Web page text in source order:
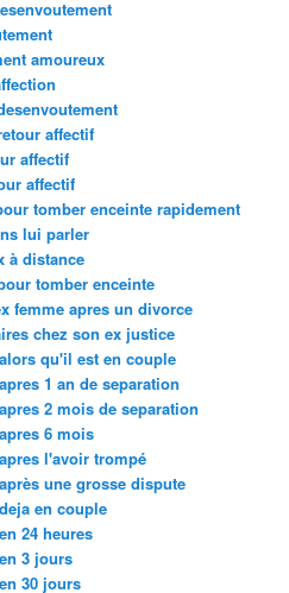
amoureux
affectif
affectif
affectif
tomber enceinte rapidement
lui parler
à distance
tomber enceinte
femme apres un divorce
chez son ex justice
qu'il est en couple
1 an de separation
2 mois de separation
6 mois
l'avoir trompé
une grosse dispute
en couple
24 heures
3 jours
30 jours